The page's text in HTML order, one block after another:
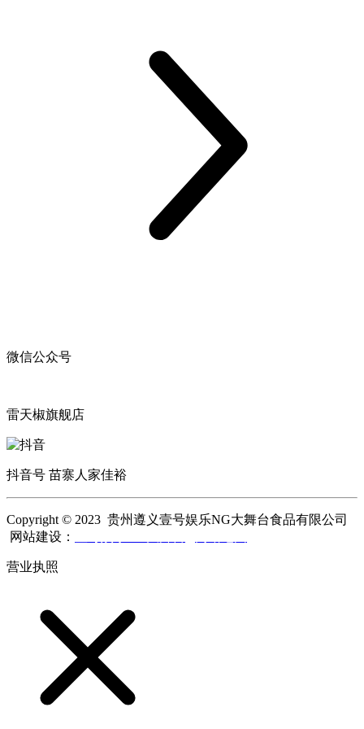
微信公众号
雷天椒旗舰店
抖音号 苗寨人家佳裕
Copyright © 2023 贵州遵义壹号娱乐NG大舞台食品有限公司
网站建设：
营业执照